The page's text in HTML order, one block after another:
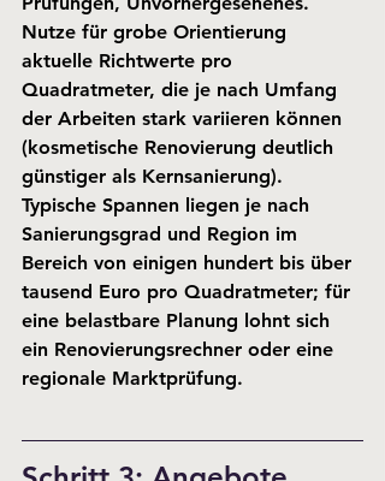
Nutze für grobe Orientierung
aktuelle Richtwerte pro
Quadratmeter, die je nach Umfang
der Arbeiten stark variieren können
(kosmetische Renovierung deutlich
günstiger als Kernsanierung).
Typische Spannen liegen je nach
Sanierungsgrad und Region im
Bereich von einigen hundert bis über
tausend Euro pro Quadratmeter; für
eine belastbare Planung lohnt sich
ein Renovierungsrechner oder eine
regionale Marktprüfung.